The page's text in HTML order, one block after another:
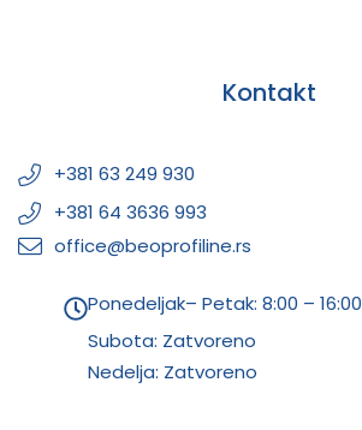
Kontakt
+381 63 249 930
+381 64 3636 993
office@beoprofiline.rs
Ponedeljak– Petak: 8:00 – 16:00
Subota: Zatvoreno
Nedelja: Zatvoreno